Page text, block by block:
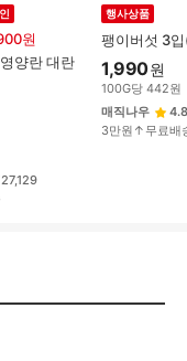
양란 대란
원
27,129
팽이버섯 3
행사상품
1,990원
100G당 442원
매직나우
4.8
3만원↑무료배